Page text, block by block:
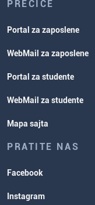
PREČICE
Portal za zaposlene
WebMail za zaposlene
Portal za studente
WebMail za studente
Mapa sajta
PRATITE NAS
Facebook
Instagram